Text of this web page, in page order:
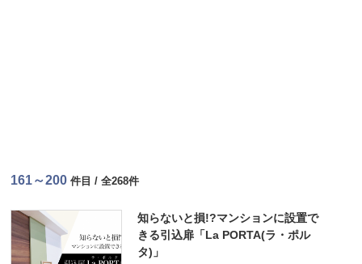
161～200 件目 / 全268件
知らないと損!?マンションに設置で
きる引込扉「La PORTA(ラ・ポル
タ)」